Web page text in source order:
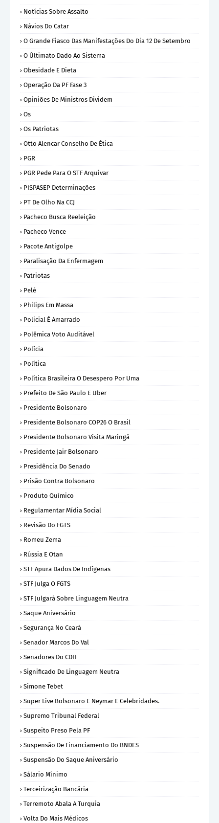
Notícias Sobre Assalto
Návios Do Catar
O Grande Fiasco Das Manifestações Do Dia 12 De Setembro
O Últimato Dado Ao Sistema
Obesidade E Dieta
Operação Da PF Fase 3
Opiniões De Ministros Dividem
Os
Os Patriotas
Otto Alencar Conselho De Ética
PGR
PGR Pede Para O STF Arquivar
PISPASEP Determinações
PT De Olho Na CCJ
Pacheco Busca Reeleição
Pacheco Vence
Pacote Antigolpe
Paralisação Da Enfermagem
Patriotas
Pelé
Philips Em Massa
Policial É Amarrado
Polêmica Voto Auditável
Polícia
Política
Política Brasileira O Desespero Por Uma
Prefeito De São Paulo E Uber
Presidente Bolsonaro
Presidente Bolsonaro COP26 O Brasil
Presidente Bolsonaro Visita Maringá
Presidente Jair Bolsonaro
Presidência Do Senado
Prisão Contra Bolsonaro
Produto Químico
Regulamentar Mídia Social
Revisão Do FGTS
Romeu Zema
Rússia E Otan
STF Apura Dados De Indígenas
STF Julga O FGTS
STF Julgará Sobre Linguagem Neutra
Saque Aniversário
Segurança No Ceará
Senador Marcos Do Val
Senadores Do CDH
Significado De Linguagem Neutra
Simone Tebet
Super Live Bolsonaro E Neymar E Celebridades.
Supremo Tribunal Federal
Suspeito Preso Pela PF
Suspensão De Financiamento Do BNDES
Suspensão Do Saque Aniversário
Sálario Mínimo
Terceirização Bancária
Terremoto Abala A Turquia
Volta Do Mais Médicos